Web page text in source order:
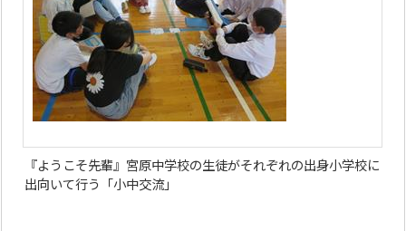
『ようこそ先輩』宮原中学校の生徒がそれぞれの出身小学校に
出向いて行う「小中交流」